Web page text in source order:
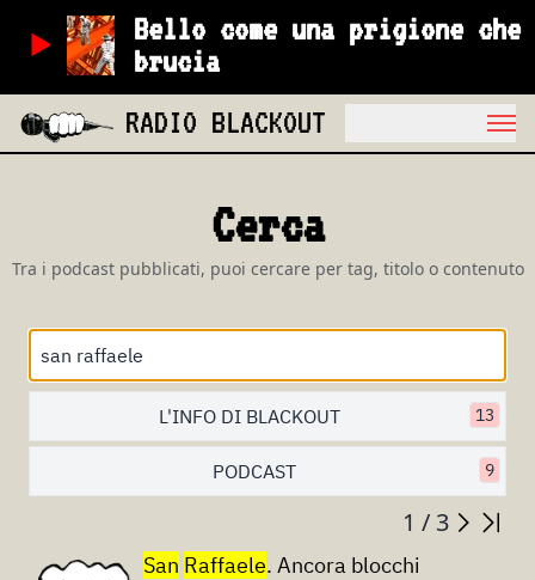
Bello come una prigione che
brucia
RADIO BLACKOUT
Cerca
Tra i podcast pubblicati, puoi cercare per tag, titolo o contenuto
L'INFO DI BLACKOUT 13
PODCAST 9
1 / 3
San Raffaele. Ancora blocchi